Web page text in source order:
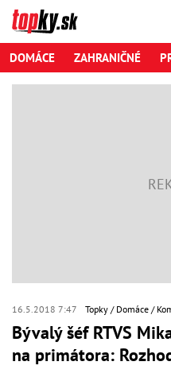
DOMÁCE ZAHRANIČNÉ
16.5.2018 7:47 Topky Domáce
Bývalý šéf RTVS
na primátora: